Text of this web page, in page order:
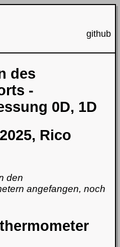
github
des
-
0D, 1D
Rico
den
angefangen, noch